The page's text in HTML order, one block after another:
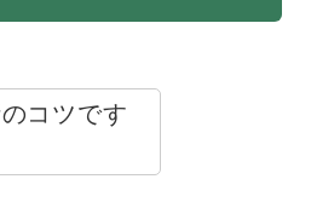
コツです